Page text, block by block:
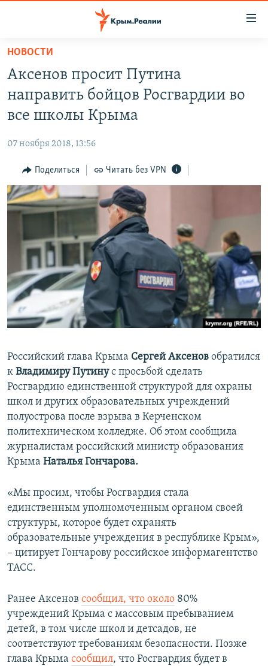
Вернуться
основному
содержанию
Вернутся
главной
навигации
Вернутся
поиску
СПЕЦПРОЕКТЫ
11 ЛЕТ ОККУПАЦИИ КРЫМА. 11 ИСТОРИЙ СОПРОТИВЛЕНИЯ
ВОДА
ЕЩЕ
ИНТЕРАКТИВ
ИНФОГРАФИКА
ТЕЛЕПРОЕКТ КРЫМ.РЕАЛИИ
СОВЕТЫ ПРАВОЗАЩИТНИКОВ
ПРОПАВШИЕ БЕЗ ВЕСТИ
ПОБЕДИТЕЛЕЙ НЕ СУДЯТ?
КРЫМ.НЕПОКОРЕННЫЙ
ELIFBE
РАДІО СВОБОДА
КАК ОБОЙТИ БЛОКИРОВКУ
Qırımtatar
ПРИСОЕДИНЯЙТЕСЬ!
Все сайты RFE/RL
НОВОСТИ
Аксенов просит Путина
направить бойцов Росгвардии во
все школы Крыма
07 ноября 2018, 13:56
Поделиться Читать без VPN
Российский глава Крыма Сергей Аксенов обратился
к Владимиру Путинус просьбой сделать
Росгвардию единственной структурой для охраны
школ и других образовательных учреждений
полуострова после взрыва в Керченском
политехническом колледже. Об этом сообщила
журналистам российский министр образования
Крыма Наталья Гончарова.
«Мы просим, чтобы Росгвардия стала
единственным уполномоченным органом своей
структуры, которое будет охранять
образовательные учреждения в республике Крым»,
– цитирует Гончарову российское информагентство
ТАСС.
Ранее Аксенов сообщил, что около 80%
учреждений Крыма с массовым пребыванием
детей, в том числе школ и детсадов, не
соответствуют требованиям безопасности. Позже
глава Крыма сообщил, что Росгвардия будет в